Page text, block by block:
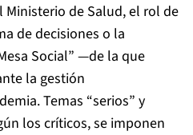
de Salud, el rol de
de decisiones o la
Social” —de la que
la gestión
Temas “serios” y
los críticos, se imponen